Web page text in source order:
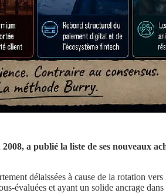
a publié la liste de ses nouveaux
délaissées à cause de la rotation
évaluées et ayant un solide ancrage